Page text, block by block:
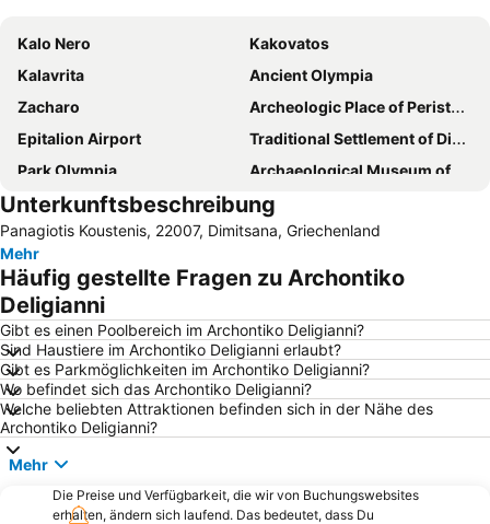
Kalo Nero
Kakovatos
Kalavrita
Ancient Olympia
Zacharo
Archeologic Place of Peristeria
Epitalion Airport
Traditional Settlement of Dimitsana
Park Olympia
Archaeological Museum of Olympia
Traditional Settlement of Zatouna
Arcadian Orchomenus
Archontiko Paleologinas
Unterkunftsbeschreibung
Panagiotis Koustenis, 22007, Dimitsana, Griechenland
Mehr
Häufig gestellte Fragen zu Archontiko
Deligianni
Gibt es einen Poolbereich im Archontiko Deligianni?
Sind Haustiere im Archontiko Deligianni erlaubt?
Gibt es Parkmöglichkeiten im Archontiko Deligianni?
Wo befindet sich das Archontiko Deligianni?
Welche beliebten Attraktionen befinden sich in der Nähe des
Archontiko Deligianni?
Mehr
Die Preise und Verfügbarkeit, die wir von Buchungswebsites
erhalten, ändern sich laufend. Das bedeutet, dass Du